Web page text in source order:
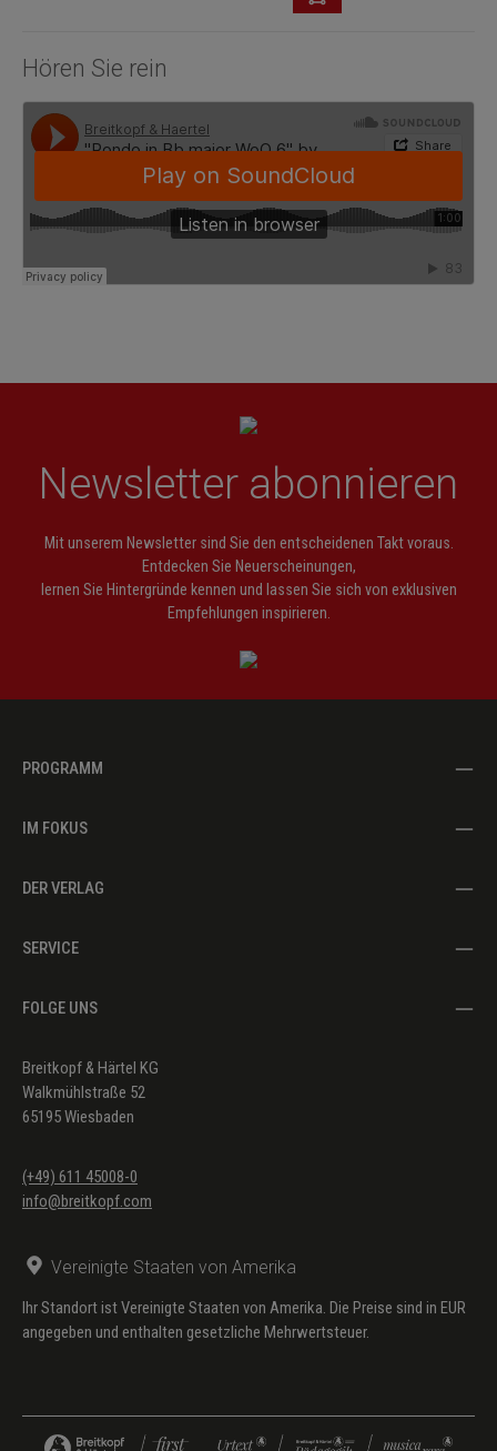
Hören Sie rein
Newsletter abonnieren
Mit unserem Newsletter sind Sie den entscheidenen Takt voraus.
Entdecken Sie Neuerscheinungen,
lernen Sie Hintergründe kennen und lassen Sie sich von exklusiven
Empfehlungen inspirieren.
PROGRAMM
IM FOKUS
DER VERLAG
SERVICE
FOLGE UNS
Breitkopf & Härtel KG
Walkmühlstraße 52
65195 Wiesbaden
(+49) 611 45008-0
info@breitkopf.com
Vereinigte Staaten von Amerika
Ihr Standort ist Vereinigte Staaten von Amerika. Die Preise sind in EUR
angegeben und enthalten gesetzliche Mehrwertsteuer.